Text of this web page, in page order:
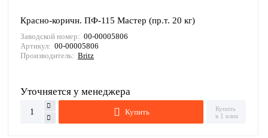
Красно-коричн. ПФ-115 Мастер (пр.т. 20 кг)
Заводской номер: 00-00005806
Артикул: 00-00005806
Производитель: Britz
Уточняется у менеджера
Купить
Купить
в 1 клик